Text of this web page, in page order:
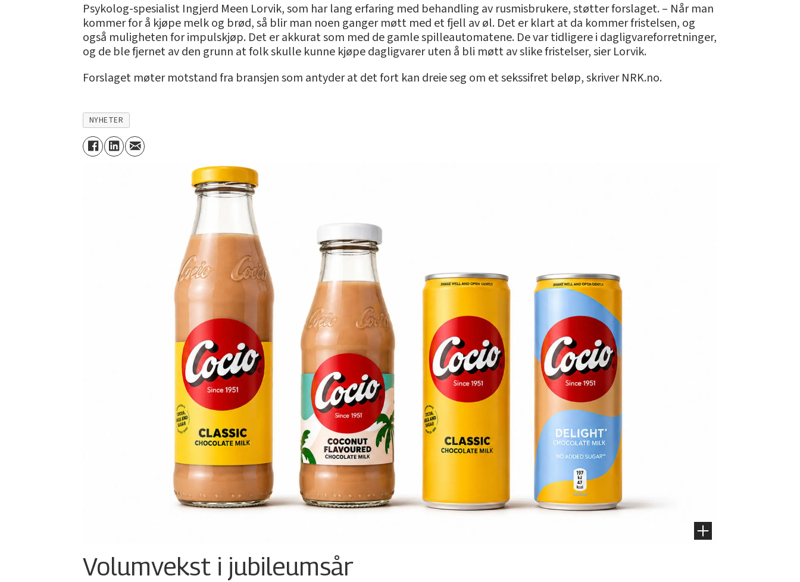
Psykolog-spesialist Ingjerd Meen Lorvik, som har lang erfaring med behandling av rusmisbrukere, støtter forslaget. – Når man
kommer for å kjøpe melk og brød, så blir man noen ganger møtt med et fjell av øl. Det er klart at da kommer fristelsen, og
også muligheten for impulskjøp. Det er akkurat som med de gamle spilleautomatene. De var tidligere i dagligvareforretninger,
og de ble fjernet av den grunn at folk skulle kunne kjøpe dagligvarer uten å bli møtt av slike fristelser, sier Lorvik.
Forslaget møter motstand fra bransjen som antyder at det fort kan dreie seg om et sekssifret beløp, skriver NRK.no.
NYHETER
Volumvekst i jubileumsår